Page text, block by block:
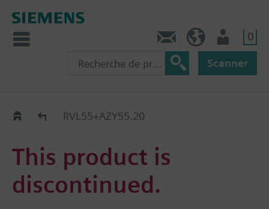
0
Scanner
Old2NewRVL55+AZY55.20
This product is
discontinued.